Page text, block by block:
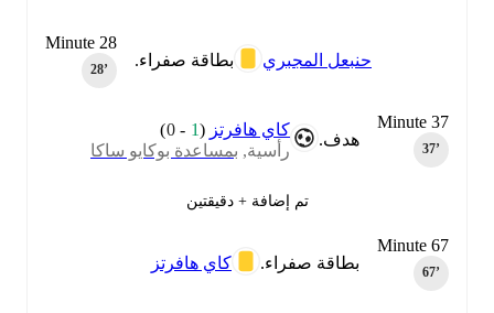
Minute 28
بطاقة صفراء. حنبعل المجبري
هدف.
كاي هافرتز (
1
-
0
)
رأسية,بمساعدة بوكايو ساكا
Minute 37
تم إضافة + دقيقتين
بطاقة صفراء. كاي هافرتز
Minute 67